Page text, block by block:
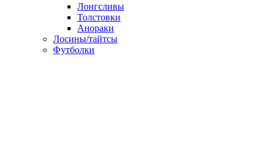
Лонгсливы
Толстовки
Анораки
Лосины/тайтсы
Футболки